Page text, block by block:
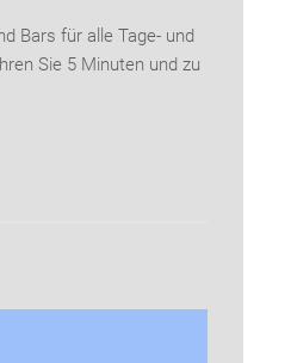
Bars für alle Tage- und
Sie 5 Minuten und zu